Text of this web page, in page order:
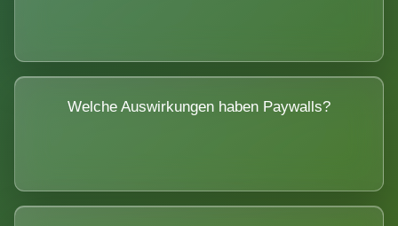
Welche Auswirkungen haben Paywalls?